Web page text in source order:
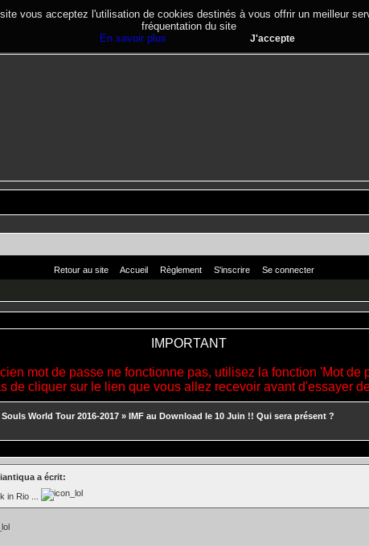
vous acceptez l'utilisation de cookies destinés à vous offrir un meilleur
fréquentation du site
En savoir plus
J'accepte
Retour au site Accueil Règlement S'inscrire Se connecter
IMPORTANT
mot de passe ne fonctionne pas, utilisez la fonction 'Mot de
de cliquer sur le lien que vous allez recevoir avant d'essayer
World Tour 2016-2017 » IMF au Download le 10 Juin !! Qui sera présent ?
a écrit:
in Rio ...